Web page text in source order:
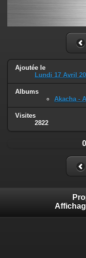
Ajoutée le
Lundi 17 Avril
Albums
Akacha -
Visites
2822